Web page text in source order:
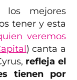
mejores
tener y esta
veremos
) canta a
refleja el
tienen por